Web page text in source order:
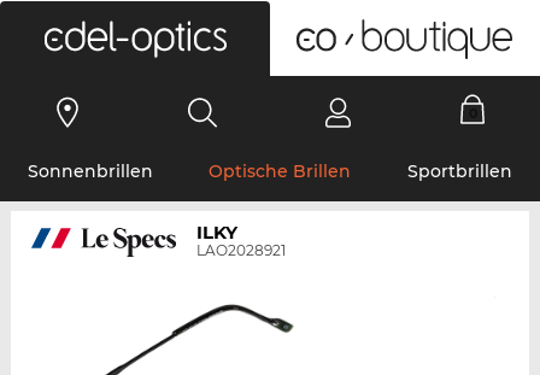
Sonnenbrillen Optische Brillen Sportbrillen
ILKY
LAO2028921